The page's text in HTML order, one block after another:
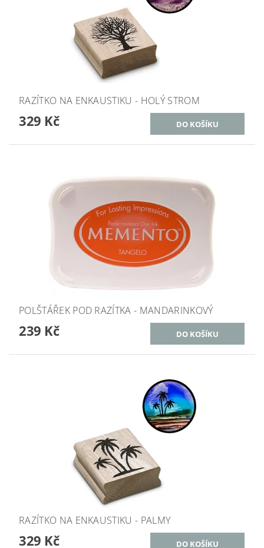
RAZÍTKO NA ENKAUSTIKU - HOLÝ STROM
329 Kč
POLŠTÁŘEK POD RAZÍTKA - MANDARINKOVÝ
239 Kč
RAZÍTKO NA ENKAUSTIKU - PALMY
329 Kč